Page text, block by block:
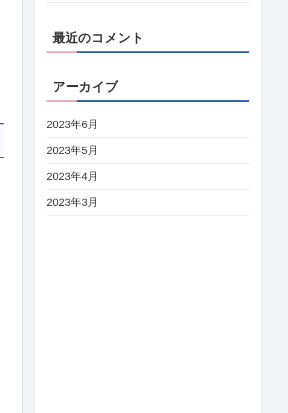
最近のコメント
アーカイブ
2023年6月
2023年5月
2023年4月
2023年3月